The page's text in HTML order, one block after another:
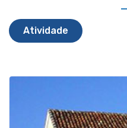
Atividade